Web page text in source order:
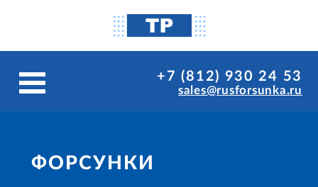
+7 (812) 930 24 53
sales@rusforsunka.ru
ФОРСУНКИ